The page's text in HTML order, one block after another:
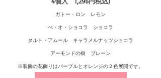
ガトー・ロン　レモン
ぺ・オ・ショコラ　ショコラ
タルト・アムール　キャラメルナッツショコラ
アーモンドの樹　プレーン
※装飾の花飾りはパープルとオレンジの２色展開です。